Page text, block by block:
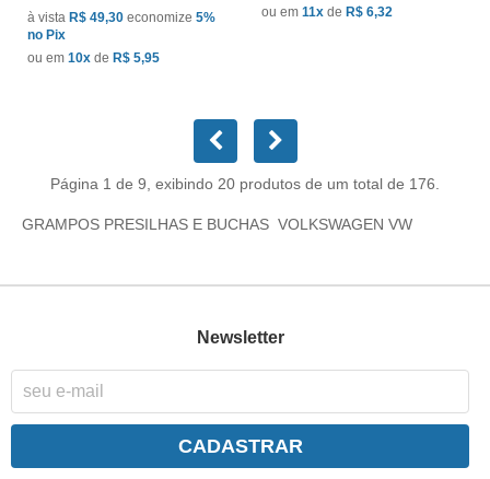
à vista R$ 49,30 economize 5%
no Pix
ou em 10x de R$ 5,95
ou em 11x de R$ 6,32
Página 1 de 9, exibindo 20 produtos de um total de 176.
GRAMPOS PRESILHAS E BUCHAS VOLKSWAGEN VW
Newsletter
CADASTRAR